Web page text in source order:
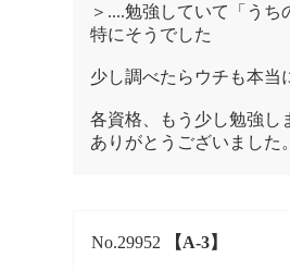
＞....勉強していて「う
特にそうでした
少し調べたらウチも本当
各資格、もう少し勉強し
ありがとうございました。
No.29952 【A-3】